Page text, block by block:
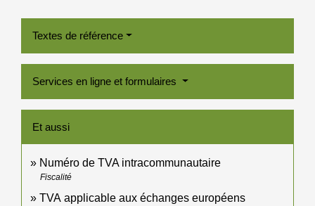
Textes de référence
Services en ligne et formulaires
Et aussi
Numéro de TVA intracommunautaire
Fiscalité
TVA applicable aux échanges européens